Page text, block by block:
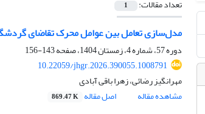
تعداد مقالات: 1
مدل‌سازی تعامل بین عوامل محرک تقاضای
دوره 57، شماره 4، زمستان 1404، صفحه
143-156
10.22059/jhgr.2026.390055.1008791
مهرانگیز رضائی، زهرا باقی آبادی
مشاهده مقاله
اصل مقاله 869.47 K